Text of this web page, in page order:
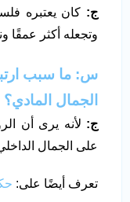
ج: كان يعتبره
وتجعله أكثر عمقًا
س: ما سبب
الجمال المادي؟
ج: لأنه يرى أن
على الجمال
تعرف أيضًا على: